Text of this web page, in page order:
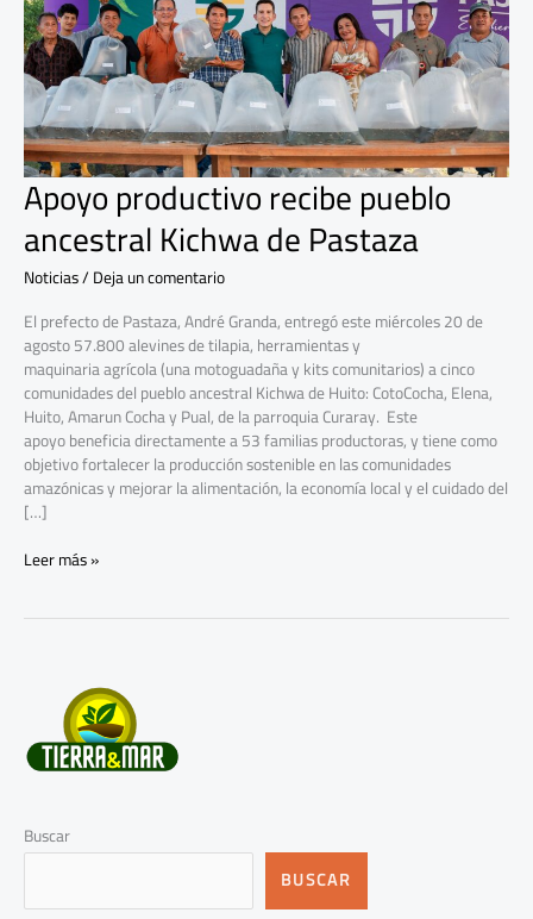
Apoyo productivo recibe pueblo
ancestral Kichwa de Pastaza
Noticias/Deja un comentario
El prefecto de Pastaza, André Granda, entregó este miércoles 20 de
agosto 57.800 alevines de tilapia, herramientas y
maquinaria agrícola (una motoguadaña y kits comunitarios) a cinco
comunidades del pueblo ancestral Kichwa de Huito: CotoCocha, Elena,
Huito, Amarun Cocha y Pual, de la parroquia Curaray. Este
apoyo beneficia directamente a 53 familias productoras, y tiene como
objetivo fortalecer la producción sostenible en las comunidades
amazónicas y mejorar la alimentación, la economía local y el cuidado del
[…]
Leer más »
Buscar
BUSCAR